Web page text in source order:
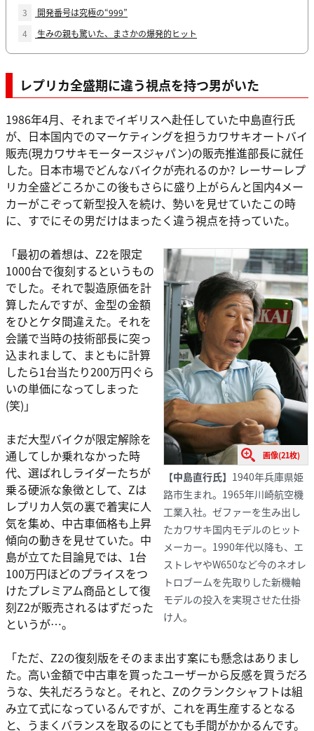
3
開発番号は究極の“999”
4
生みの親も驚いた、まさかの爆発的ヒット
レプリカ全盛期に違う視点を持つ男がいた
1986年4月、それまでイギリスへ赴任していた中島直行氏
が、日本国内でのマーケティングを担うカワサキオートバイ
販売(現カワサキモータースジャパン)の販売推進部長に就任
した。日本市場でどんなバイクが売れるのか? レーサーレプ
リカ全盛どころかこの後もさらに盛り上がらんと国内4メー
カーがこぞって新型投入を続け、勢いを見せていたこの時
に、すでにその男だけはまったく違う視点を持っていた。
画像(21枚)
【中島直行氏】 1940年兵庫県姫
路市生まれ。1965年川崎航空機
工業入社。ゼファーを生み出し
たカワサキ国内モデルのヒット
メーカー。1990年代以降も、エ
ストレヤやW650など今のネオレ
トロブームを先取りした新機軸
モデルの投入を実現させた仕掛
け人。
「最初の着想は、Z2を限定
1000台で復刻するというもの
でした。それで製造原価を計
算したんですが、金型の金額
をひとケタ間違えた。それを
会議で当時の技術部長に突っ
込まれまして、まともに計算
したら1台当たり200万円ぐら
いの単価になってしまった
(笑)」
まだ大型バイクが限定解除を
通してしか乗れなかった時
代、選ばれしライダーたちが
乗る硬派な象徴として、Zは
レプリカ人気の裏で着実に人
気を集め、中古車価格も上昇
傾向の動きを見せていた。中
島が立てた目論見では、1台
100万円ほどのプライスをつ
けたプレミアム商品として復
刻Z2が販売されるはずだった
というが…。
「ただ、Z2の復刻版をそのまま出す案にも懸念はありまし
た。高い金額で中古車を買ったユーザーから反感を買うだろ
うな、失礼だろうなと。それと、Zのクランクシャフトは組
み立て式になっているんですが、これを再生産するとなる
と、うまくバランスを取るのにとても手間がかかるんです。